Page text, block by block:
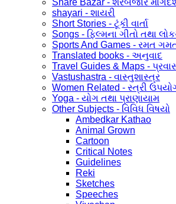
shayari - શાયરી
Short Stories - ટૂંકી વાર્તા
Songs - ફિલ્મના ગીતો તથા
Sports And Games - રમત
Translated books - અનુવાદ
Travel Guides & Maps -
Vastushastra - વાસ્તુશાસ્ત્ર
Women Related - સ્ત્રી
Yoga - યોગ તથા પ્રાણાયામ
Other Subjects - વિવિધ વિષયો
Ambedkar Kathao
Animal Grown
Cartoon
Critical Notes
Guidelines
Reki
Sketches
Speeches